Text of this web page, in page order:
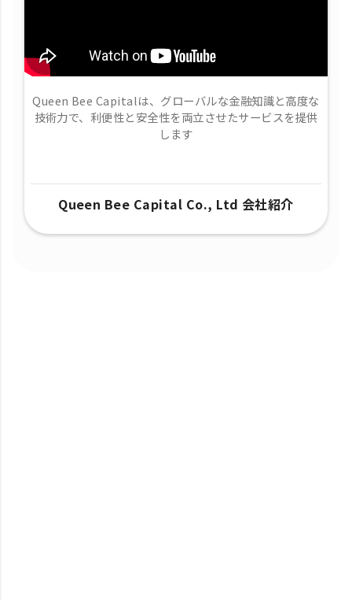
Queen Bee Capitalは、グローバルな金融知識と高度な
技術力で、​利便性と安全性を両立させたサービスを提供
します
Queen Bee Capital Co., Ltd 会社紹介